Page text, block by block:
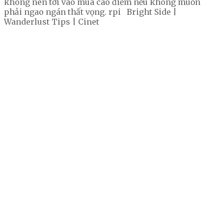
không nên tới vào mùa cao điểm nếu không muốn
phải ngao ngán thất vọng. rpi Bright Side |
Wanderlust Tips | Cinet